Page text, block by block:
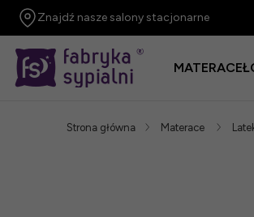
Znajdź nasze salony stacjonarne
MATERACE
Strona główna Materace